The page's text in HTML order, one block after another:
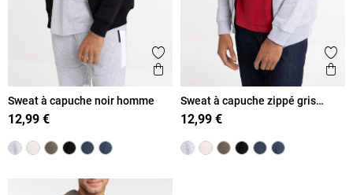
Ajouter aux favoris
Aperçu rapide
Sweat à capuche noir homme
12,99 €
Sweat à capuche zippé gris
chiné homme
12,99 €